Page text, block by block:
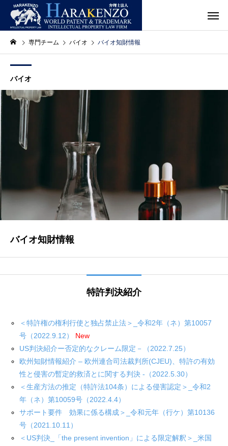
専門チーム バイオ バイオ知財情報
バイオ
バイオ知財情報
特許判決紹介
＜特許権の権利行使と独占禁止法＞_令和2年（ネ）第10057
号（2022.9.12）
New
US判決紹介ー否定的なクレーム限定－（2022.7.25）
欧州知財情報紹介 – 欧州連合司法裁判所(CJEU)、特許の有効
性と侵害の暫定的救済とに関する判決 -（2022.5.30）
＜生産方法の推定（特許法104条）による侵害認定＞_令和2
年（ネ）第10059号（2022.4.4）
サポート要件 効果に係る構成＞_令和元年（行ケ）第10136
号（2021.10.11）
＜US判決_「the present invention」による限定解釈＞_米国